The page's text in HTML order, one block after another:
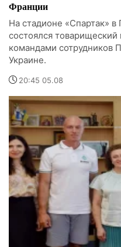
Франции
На стадионе «Спартак»
состоялся
командами сотрудников
Украине.
20:45 05.08